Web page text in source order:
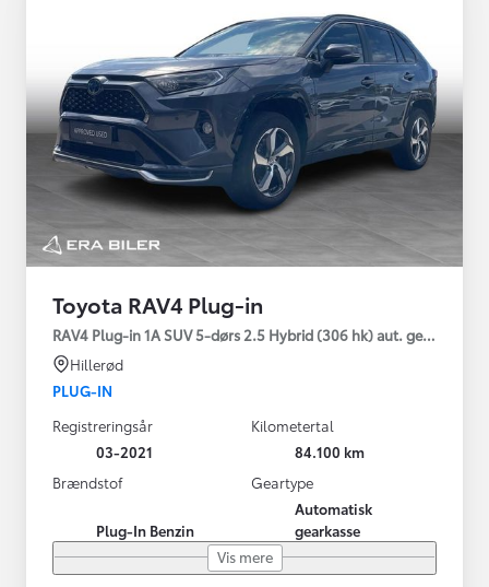
Toyota RAV4 Plug-in
RAV4 Plug-in 1A SUV 5-dørs 2.5 Hybrid (306 hk) aut. gear
Hillerød
PLUG-IN
Registreringsår
03-2021
Kilometertal
84.100 km
Brændstof
Plug-In Benzin
Geartype
Automatisk
gearkasse
Vis mere